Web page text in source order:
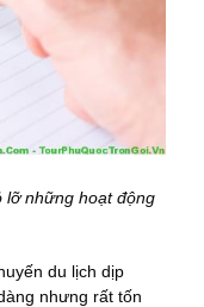
lỡ những hoạt động
du lịch dịp
nhưng rất tốn